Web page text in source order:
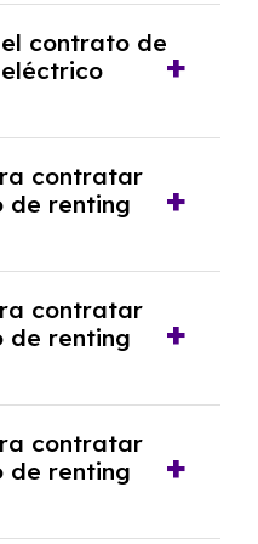
tipo de entrada
el proveedor
de viabilidad
contrato de
por
importante revisar
y hablar con un
contratar
de renting
de solvencia
contratar
de renting
y, en algunos
de la empresa
contratar
de renting